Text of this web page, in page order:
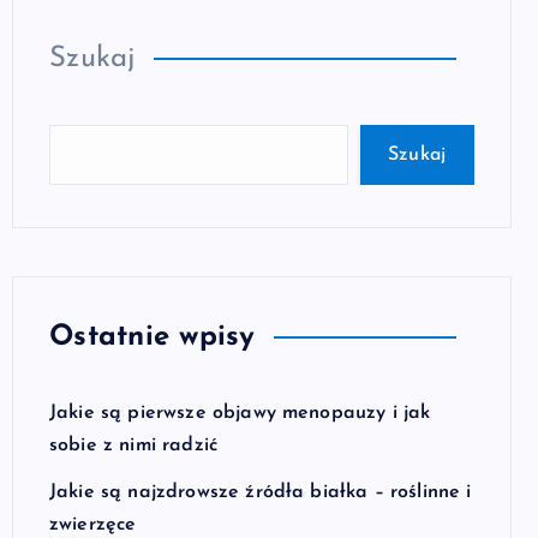
Szukaj
Szukaj
Ostatnie wpisy
Jakie są pierwsze objawy menopauzy i jak
sobie z nimi radzić
Jakie są najzdrowsze źródła białka – roślinne i
zwierzęce